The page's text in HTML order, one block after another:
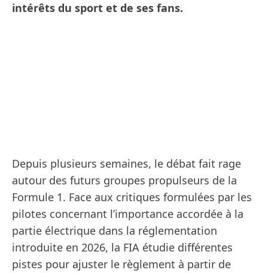
intérêts du sport et de ses fans.
Depuis plusieurs semaines, le débat fait rage
autour des futurs groupes propulseurs de la
Formule 1. Face aux critiques formulées par les
pilotes concernant l’importance accordée à la
partie électrique dans la réglementation
introduite en 2026, la FIA étudie différentes
pistes pour ajuster le règlement à partir de